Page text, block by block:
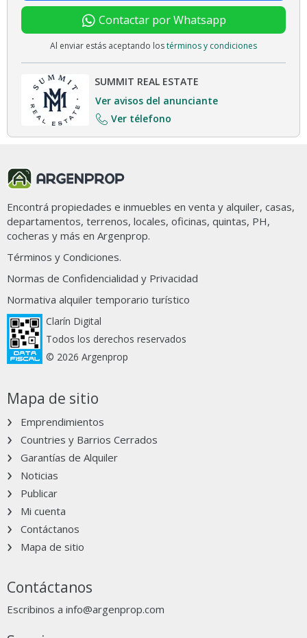
Contactar por Whatsapp
Al enviar estás aceptando lostérminos y condiciones
SUMMIT REAL ESTATE
Ver avisos del anunciante
Ver télefono
Encontrá propiedades e inmuebles en venta y alquiler, casas,
departamentos, terrenos, locales, oficinas, quintas, PH,
cocheras y más en Argenprop.
Términos y Condiciones.
Normas de Confidencialidad y Privacidad
Normativa alquiler temporario turístico
Clarín Digital
Todos los derechos reservados
© 2026 Argenprop
Mapa de sitio
Emprendimientos
Countries y Barrios Cerrados
Garantías de Alquiler
Noticias
Publicar
Mi cuenta
Contáctanos
Mapa de sitio
Contáctanos
Escribinos a info@argenprop.com